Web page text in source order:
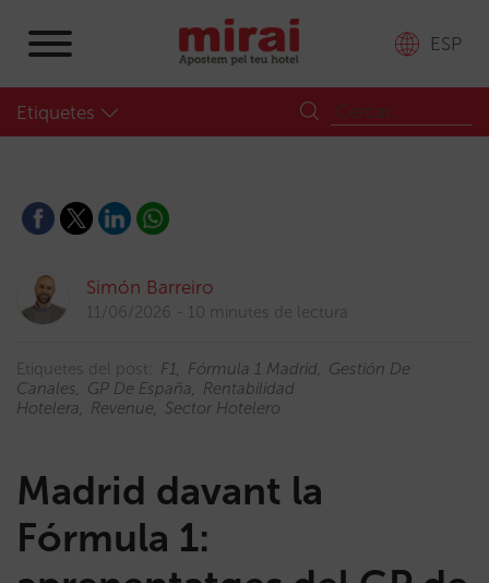
ESP
Etiquetes
Simón Barreiro
11/06/2026 10 minutes de lectura
Etiquetes del post: F1 Fórmula 1 Madrid
Gestión De
Canales
GP De España
Rentabilidad
Hotelera
Revenue Sector Hotelero
Madrid davant la
Fórmula 1: